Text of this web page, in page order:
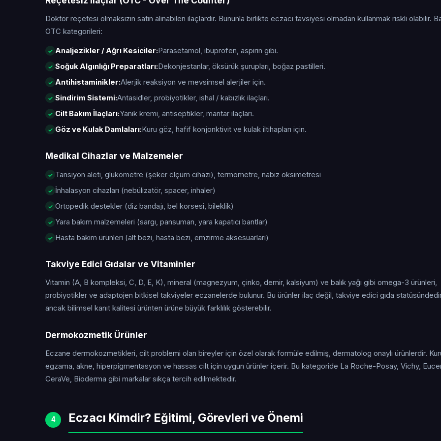
Doktor reçetesi olmaksızın satın alınabilen ilaçlardır. Bununla birlikte eczacı tavsiyesi olmadan kullanmak riskli olabilir.
OTC kategorileri:
Analjezikler / Ağrı Kesiciler:Parasetamol, ibuprofen, aspirin gibi.
Soğuk Algınlığı Preparatları:Dekonjestanlar, öksürük şurupları, boğaz pastilleri.
Antihistaminikler:Alerjik reaksiyon ve mevsimsel alerjiler için.
Sindirim Sistemi:Antasidler, probiyotikler, ishal / kabızlık ilaçları.
Cilt Bakım İlaçları:Yanık kremi, antiseptikler, mantar ilaçları.
Göz ve Kulak Damlaları:Kuru göz, hafif konjonktivit ve kulak iltihapları için.
Medikal Cihazlar ve Malzemeler
Tansiyon aleti, glukometre (şeker ölçüm cihazı), termometre, nabız oksimetresi
İnhalasyon cihazları (nebülizatör, spacer, inhaler)
Ortopedik destekler (diz bandajı, bel korsesi, bileklik)
Yara bakım malzemeleri (sargı, pansuman, yara kapatıcı bantlar)
Hasta bakım ürünleri (alt bezi, hasta bezi, emzirme aksesuarları)
Takviye Edici Gıdalar ve Vitaminler
Vitamin (A, B kompleksi, C, D, E, K), mineral (magnezyum, çinko, demir, kalsiyum) ve balık yağı gibi omega-3 ürünleri,
probiyotikler ve adaptojen bitkisel takviyeler eczanelerde bulunur. Bu ürünler ilaç değil, takviye edici gıda
ancak bilimsel kanıt kalitesi ürünten ürüne büyük farklılık gösterebilir.
Dermokozmetik Ürünler
Eczane dermokozmetikleri, cilt problemi olan bireyler için özel olarak formüle edilmiş, dermatolog onaylı ürünlerdir.
egzama, akne, hiperpigmentasyon ve hassas cilt için uygun ürünler içerir. Bu kategoride La Roche-Posay, Vichy,
CeraVe, Bioderma gibi markalar sıkça tercih edilmektedir.
4 Eczacı Kimdir? Eğitimi, Görevleri ve Önemi